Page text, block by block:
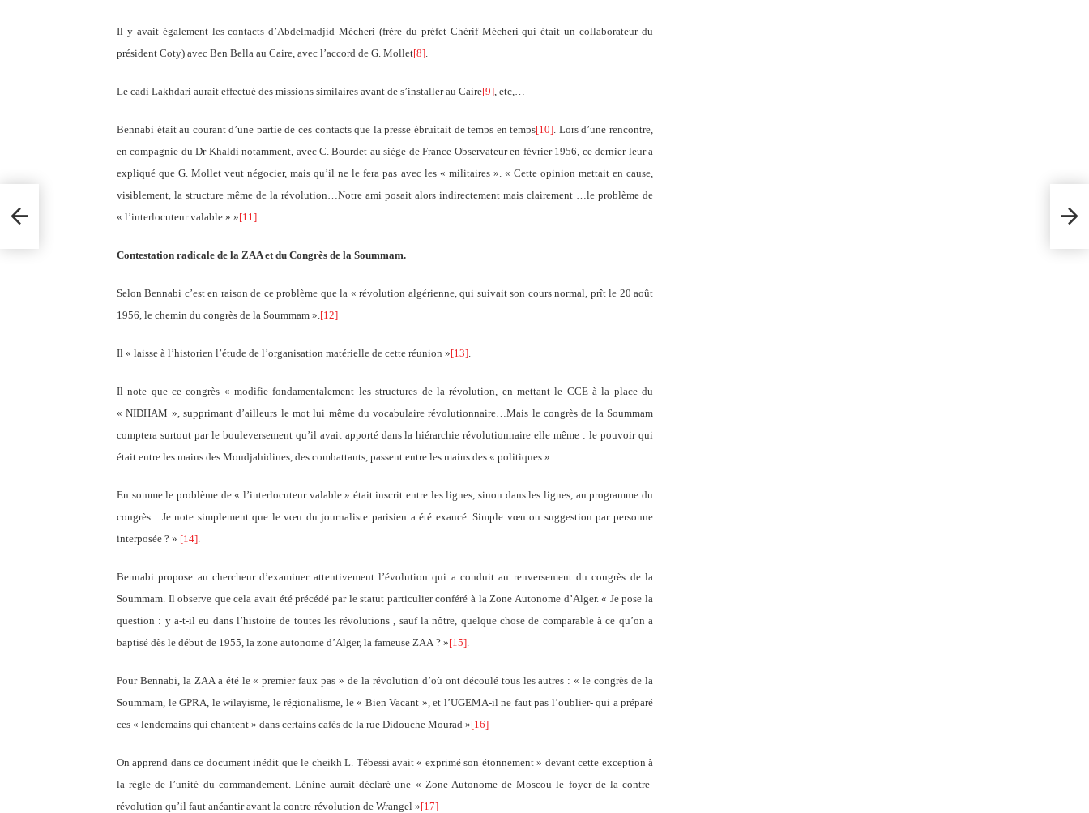
Il y avait également les contacts d’Abdelmadjid Mécheri (frère du préfet Chérif Mécheri qui était un collaborateur du
président Coty) avec Ben Bella au Caire, avec l’accord de G. Mollet[8].
Le cadi Lakhdari aurait effectué des missions similaires avant de s’installer au Caire[9], etc,…
Bennabi était au courant d’une partie de ces contacts que la presse ébruitait de temps en temps[10]. Lors d’une rencontre,
en compagnie du Dr Khaldi notamment, avec C. Bourdet au siège de France-Observateur en février 1956, ce dernier leur a
expliqué que G. Mollet veut négocier, mais qu’il ne le fera pas avec les « militaires ». « Cette opinion mettait en cause,
visiblement, la structure même de la révolution…Notre ami posait alors indirectement mais clairement …le problème de
« l’interlocuteur valable » »[11].
Contestation radicale de la ZAA et du Congrès de la Soummam.
Selon Bennabi c’est en raison de ce problème que la « révolution algérienne, qui suivait son cours normal, prît le 20 août
1956, le chemin du congrès de la Soummam ».[12]
Il « laisse à l’historien l’étude de l’organisation matérielle de cette réunion »[13].
Il note que ce congrès « modifie fondamentalement les structures de la révolution, en mettant le CCE à la place du
« NIDHAM », supprimant d’ailleurs le mot lui même du vocabulaire révolutionnaire…Mais le congrès de la Soummam
comptera surtout par le bouleversement qu’il avait apporté dans la hiérarchie révolutionnaire elle même : le pouvoir qui
était entre les mains des Moudjahidines, des combattants, passent entre les mains des « politiques ».
En somme le problème de « l’interlocuteur valable » était inscrit entre les lignes, sinon dans les lignes, au programme du
congrès. ..Je note simplement que le vœu du journaliste parisien a été exaucé. Simple vœu ou suggestion par personne
interposée ? » [14].
Bennabi propose au chercheur d’examiner attentivement l’évolution qui a conduit au renversement du congrès de la
Soummam. Il observe que cela avait été précédé par le statut particulier conféré à la Zone Autonome d’Alger. « Je pose la
question : y a-t-il eu dans l’histoire de toutes les révolutions , sauf la nôtre, quelque chose de comparable à ce qu’on a
baptisé dès le début de 1955, la zone autonome d’Alger, la fameuse ZAA ? »[15].
Pour Bennabi, la ZAA a été le « premier faux pas » de la révolution d’où ont découlé tous les autres : « le congrès de la
Soummam, le GPRA, le wilayisme, le régionalisme, le « Bien Vacant », et l’UGEMA-il ne faut pas l’oublier- qui a préparé
ces « lendemains qui chantent » dans certains cafés de la rue Didouche Mourad »[16]
On apprend dans ce document inédit que le cheikh L. Tébessi avait « exprimé son étonnement » devant cette exception à
la règle de l’unité du commandement. Lénine aurait déclaré une « Zone Autonome de Moscou le foyer de la contre-
révolution qu’il faut anéantir avant la contre-révolution de Wrangel »[17]